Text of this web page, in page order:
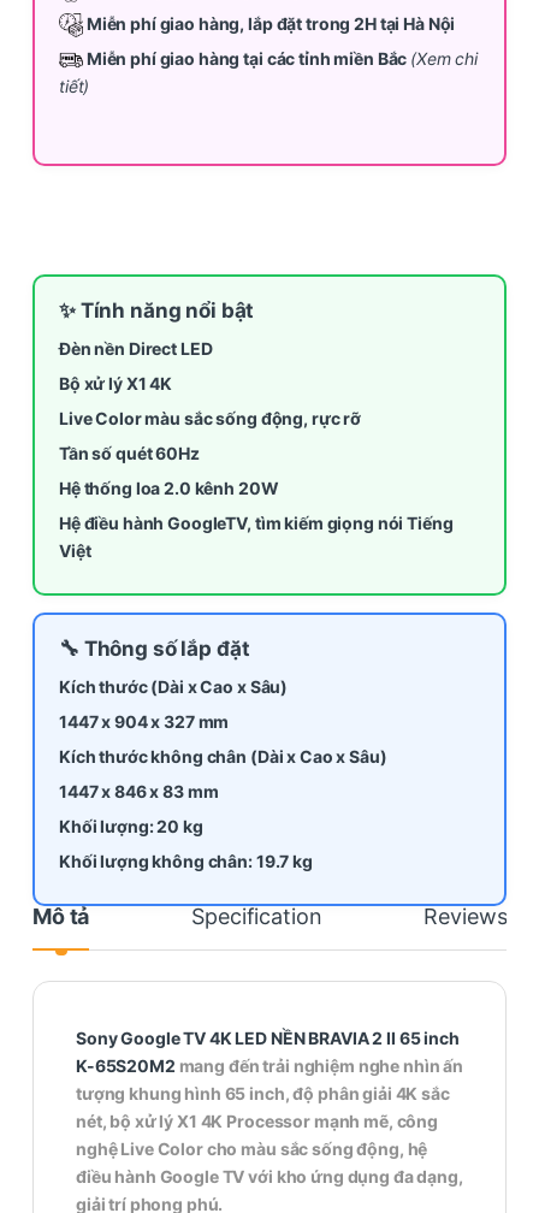
Miễn phí giao hàng, lắp đặt trong 2H tại Hà Nội
Miễn phí giao hàng tại các tỉnh miền Bắc (Xem chi
tiết)
✨ Tính năng nổi bật
Đèn nền Direct LED
Bộ xử lý X1 4K
Live Color màu sắc sống động, rực rỡ
Tần số quét 60Hz
Hệ thống loa 2.0 kênh 20W
Hệ điều hành GoogleTV, tìm kiếm giọng nói Tiếng
Việt
🔧 Thông số lắp đặt
Kích thước (Dài x Cao x Sâu)
1447 x 904 x 327 mm
Kích thước không chân (Dài x Cao x Sâu)
1447 x 846 x 83 mm
Khối lượng:20 kg
Khối lượng không chân:19.7 kg
Mô tả Specification Reviews
Sony Google TV 4K LED NỀN BRAVIA 2 II 65 inch
K-65S20M2 mang đến trải nghiệm nghe nhìn ấn
tượng khung hình 65 inch, độ phân giải 4K sắc
nét, bộ xử lý X1 4K Processor mạnh mẽ, công
nghệ Live Color cho màu sắc sống động, hệ
điều hành Google TV với kho ứng dụng đa dạng,
giải trí phong phú.